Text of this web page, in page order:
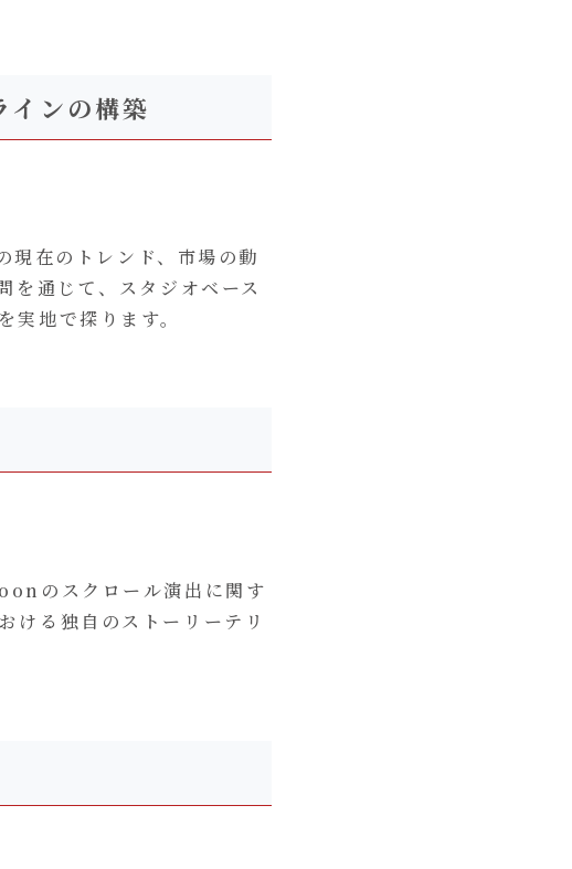
インの構築
在のトレンド、市場の動
通じて、スタジオベース
地で探ります。
のスクロール演出に関す
ける独自のストーリーテリ